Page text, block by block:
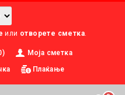
или отворете сметка.
Моја сметка
Плаќање